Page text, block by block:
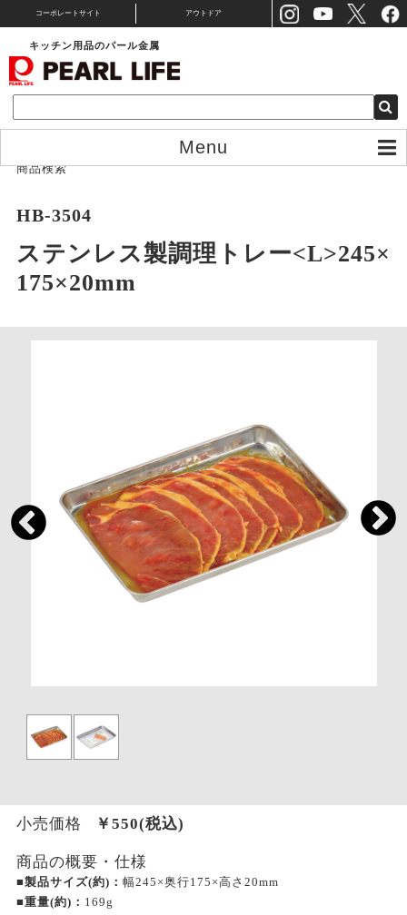
コーポレートサイト アウトドア
キッチン用品のパール金属
Menu
商品検索
HB-3504
ステンレス製調理トレー<L>245×
175×20mm
小売価格 ￥ 550(税込)
商品の概要・仕様
■製品サイズ(約)： 幅245×奥行175×高さ20mm
■重量(約)： 169g